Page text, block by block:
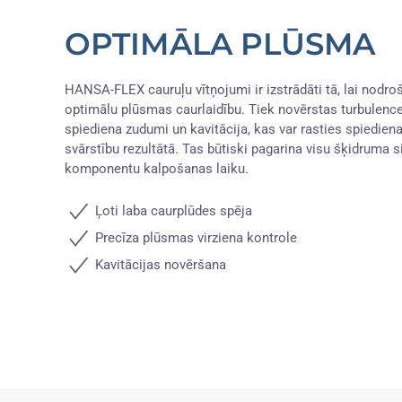
OPTIMĀLA PLŪSMA
HANSA-FLEX cauruļu vītņojumi ir izstrādāti tā, lai
optimālu plūsmas caurlaidību. Tiek novērstas
spiediena zudumi un kavitācija, kas var rasties spiediena
svārstību rezultātā. Tas būtiski pagarina visu šķidruma
komponentu kalpošanas laiku.
Ļoti laba caurplūdes spēja
Precīza plūsmas virziena kontrole
Kavitācijas novēršana